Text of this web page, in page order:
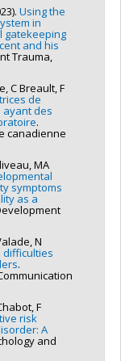
Using the
in
gatekeeping
and his
Trauma,
C Breault, F
de
ayant des
.
canadienne
MA
symptoms
as a
N
difficulties
.
F
risk
A
and